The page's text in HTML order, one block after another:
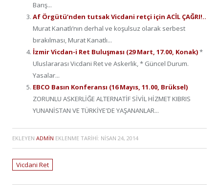
Barış...
Af Örgütü’nden tutsak Vicdani retçi için ACİL ÇAĞRI!..
Murat Kanatlı’nın derhal ve koşulsuz olarak serbest
bırakılması, Murat Kanatlı...
İzmir Vicdan-i Ret Buluşması (29 Mart, 17.00, Konak)*
Uluslararası Vicdani Ret ve Askerlik, * Güncel Durum.
Yasalar...
EBCO Basın Konferansı (16 Mayıs, 11.00, Brüksel)
ZORUNLU ASKERLİĞE ALTERNATİF SİVİL HİZMET KIBRIS
YUNANİSTAN VE TÜRKİYE'DE YAŞANANLAR...
EKLEYEN ADMIN EKLENME TARIHI: NISAN 24, 2014
Vicdani Ret